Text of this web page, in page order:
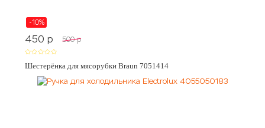
-10%
450 p 500 p
Шестерёнка для мясорубки Braun 7051414